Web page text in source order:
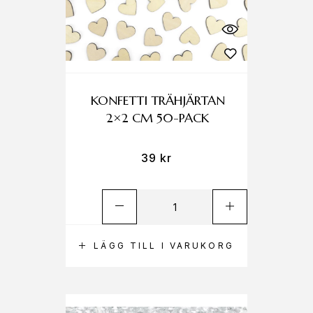
LÄGG TILL I VARUKORG
KONFETTI TRÄHJÄRTAN
2×2 CM 50-PACK
39 kr